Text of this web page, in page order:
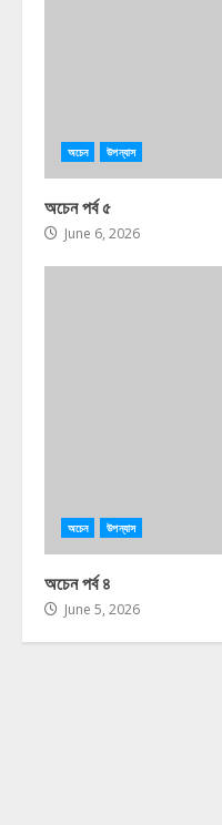
অচেন উপন্যাস
অচেন পর্ব ৫
June 6, 2026
অচেন উপন্যাস
অচেন পর্ব ৪
June 5, 2026